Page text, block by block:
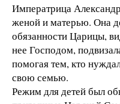
Императрица
женой и матерью. Она
обязанности Царицы,
нее Господом,
помогая тем, кто
свою семью.
Режим для детей был